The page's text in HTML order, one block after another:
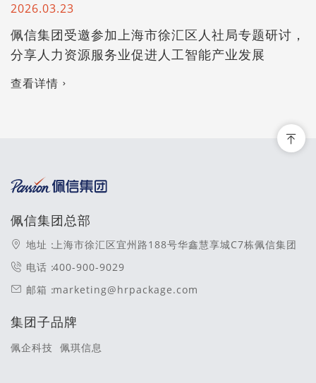
2026.03.23
佩信集团受邀参加上海市徐汇区人社局专题研讨，
分享人力资源服务业促进人工智能产业发展
查看详情
佩信集团总部
地址：上海市徐汇区宜州路188号华鑫慧享城C7栋佩信集团
电话：400-900-9029
邮箱：marketing@hrpackage.com
集团子品牌
佩企科技 佩琪信息